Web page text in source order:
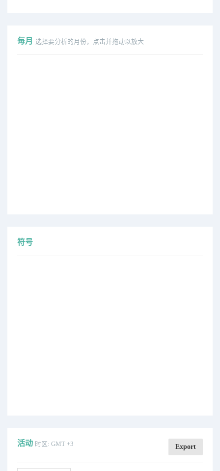
毎月 选择要分析的月份，点击并拖动以放大
符号
活动 时区: GMT +3 Export